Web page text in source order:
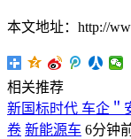
本文地址：http://
相关推荐
新国标时代 车企＂
卷 新能源车 6分钟